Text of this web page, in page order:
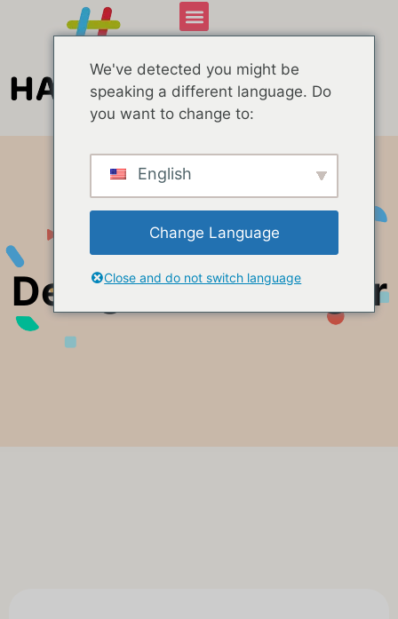
Design af kataloger
We've detected you might be
speaking a different language. Do
you want to change to:
English
Change Language
Close and do not switch language